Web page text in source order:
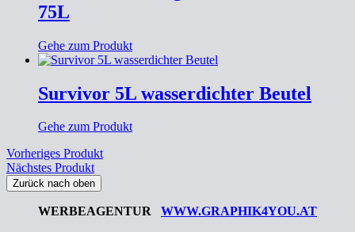
75L
Gehe zum Produkt
Survivor 5L wasserdichter Beutel
Gehe zum Produkt
Vorheriges Produkt
Nächstes Produkt
Zurück nach oben
WERBEAGENTUR WWW.GRAPHIK4YOU.AT